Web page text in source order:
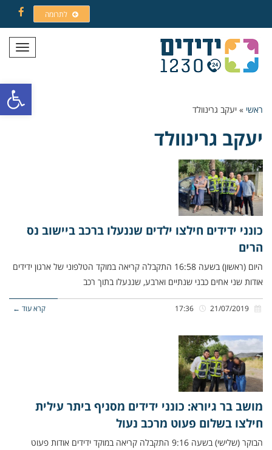
פתח
לתרומה
תפריט
ראשי » יעקב גרינוולד
יעקב גרינוולד
כונני ידידים חילצו ילדים שננעלו ברכב ביישוב נס
הרים
היום (ראשון) בשעה 16:58 התקבלה קריאה במוקד הטלפוני של ארגון ידידים
אודות שני אחים כבני שנתיים וארבע, שננעלו בתוך רכב
קרא עוד ←
מושב בר גיורא: כונני ידידים מסניף ביתר עילית
חילצו בשלום פעוט מרכב נעול
הבוקר (שלישי) בשעה 9:16 התקבלה קריאה במוקד ידידים אודות פעוט